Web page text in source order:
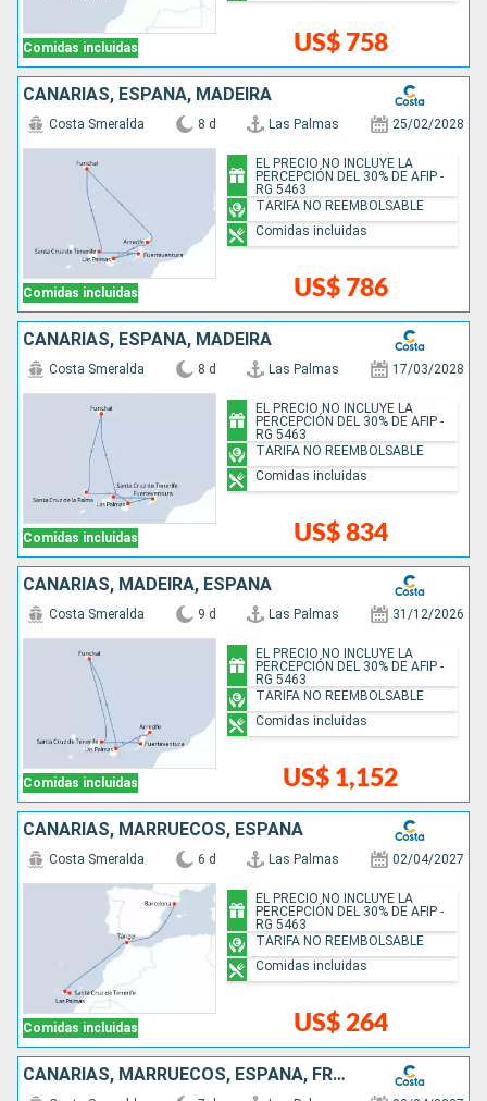
Comidas incluidas US$ 758
CANARIAS, ESPAÑA, MADEIRA
Comidas incluidas
Costa Smeralda 8 d Las Palmas 25/02/2028
US$ 786
EL PRECIO NO INCLUYE LA
PERCEPCIÓN DEL 30% DE AFIP -
RG 5463
TARIFA NO REEMBOLSABLE
Comidas incluidas
CANARIAS, ESPAÑA, MADEIRA
Comidas incluidas
Costa Smeralda 8 d Las Palmas 17/03/2028
US$ 834
EL PRECIO NO INCLUYE LA
PERCEPCIÓN DEL 30% DE AFIP -
RG 5463
TARIFA NO REEMBOLSABLE
Comidas incluidas
CANARIAS, MADEIRA, ESPAÑA
Comidas incluidas
Costa Smeralda 9 d Las Palmas 31/12/2026
US$ 1,152
EL PRECIO NO INCLUYE LA
PERCEPCIÓN DEL 30% DE AFIP -
RG 5463
TARIFA NO REEMBOLSABLE
Comidas incluidas
CANARIAS, MARRUECOS, ESPAÑA
Comidas incluidas
Costa Smeralda 6 d Las Palmas 02/04/2027
US$ 264
EL PRECIO NO INCLUYE LA
PERCEPCIÓN DEL 30% DE AFIP -
RG 5463
TARIFA NO REEMBOLSABLE
Comidas incluidas
CANARIAS, MARRUECOS, ESPAÑA, FRANCIA